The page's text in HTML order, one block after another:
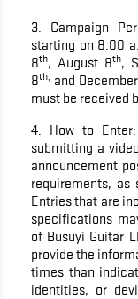
3. Campaign
starting on 8.00
8th, August 8th,
8th, and
must be received
4. How to
submitting a
announcement
requirements,
Entries that are
specifications
of Busuyi Guitar
provide the
times than
identities, or